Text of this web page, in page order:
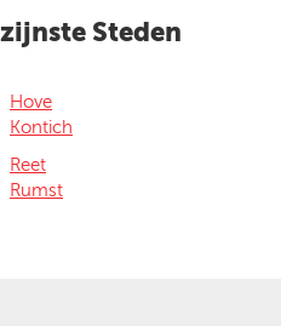
Steden
Hove
Kontich
Reet
Rumst